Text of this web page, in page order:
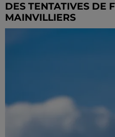
DES TENTATIVES DE
MAINVILLIERS